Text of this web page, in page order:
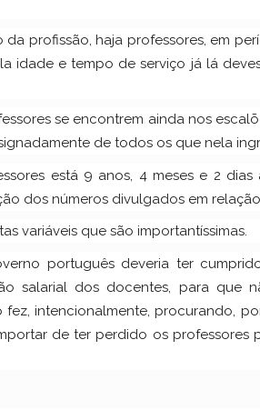
da profissão, haja professores, em
idade e tempo de serviço já lá
se encontrem ainda nos
de todos os que nela
está 9 anos, 4 meses e 2
dos números divulgados em
variáveis que são importantíssimas.
português deveria ter
salarial dos docentes, para que
intencionalmente, procurando,
de ter perdido os professores